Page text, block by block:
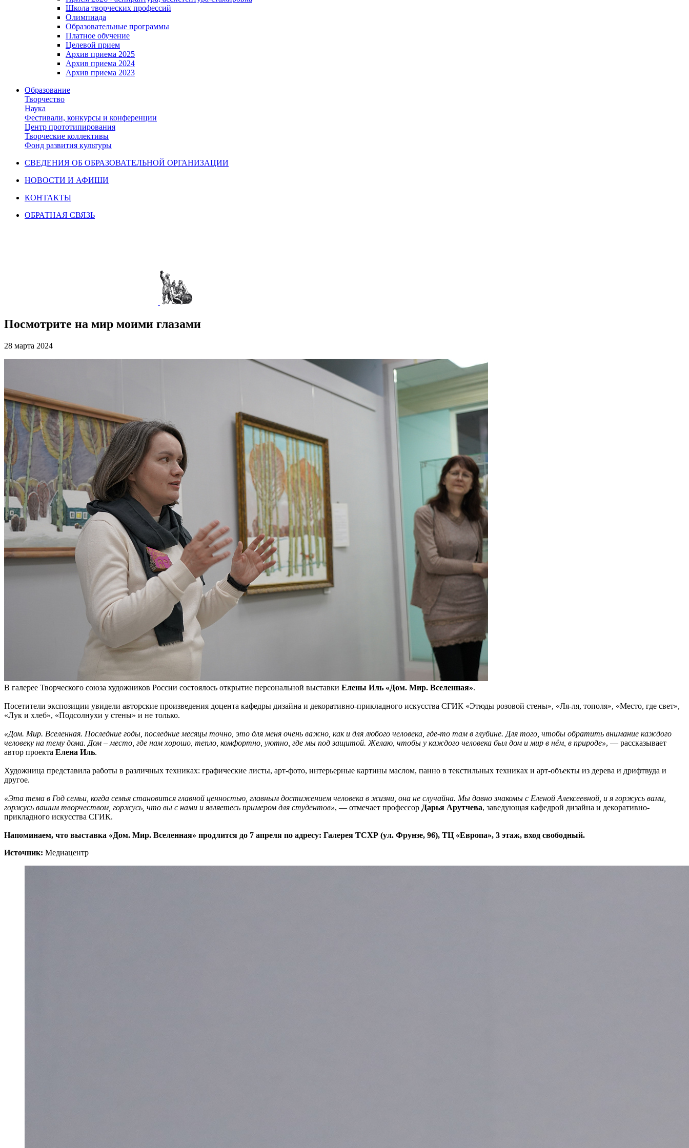
Школа творческих профессий
Олимпиада
Образовательные программы
Платное обучение
Целевой прием
Архив приема 2025
Архив приема 2024
Архив приема 2023
Образование
Творчество
Наука
Фестивали, конкурсы и конференции
Центр прототипирования
Творческие коллективы
Фонд развития культуры
СВЕДЕНИЯ ОБ ОБРАЗОВАТЕЛЬНОЙ ОРГАНИЗАЦИИ
НОВОСТИ И АФИШИ
КОНТАКТЫ
ОБРАТНАЯ СВЯЗЬ
Посмотрите на мир моими глазами
28 марта 2024
В галерее Творческого союза художников России состоялось открытие персональной выставки Елены Иль «Дом. Мир. Вселенная».
Посетители экспозиции увидели авторские произведения доцента кафедры дизайна и декоративно-прикладного искусства СГИК «Этюды розовой стены», «Ля-ля, тополя», «Место, где свет»,
«Лук и хлеб», «Подсолнухи у стены» и не только.
«Дом. Мир. Вселенная. Последние годы, последние месяцы точно, это для меня очень важно, как и для любого человека, где-то там в глубине. Для того, чтобы обратить внимание каждого
человеку на тему дома. Дом – место, где нам хорошо, тепло, комфортно, уютно, где мы под защитой. Желаю, чтобы у каждого человека был дом и мир в нём, в природе», — рассказывает
автор проекта Елена Иль.
Художница представила работы в различных техниках: графические листы, арт-фото, интерьерные картины маслом, панно в текстильных техниках и арт-объекты из дерева и дрифтвуда и
другое.
«Эта тема в Год семьи, когда семья становится главной ценностью, главным достижением человека в жизни, она не случайна. Мы давно знакомы с Еленой Алексеевной, и я горжусь вами,
горжусь вашим творчеством, горжусь, что вы с нами и являетесь примером для студентов», — отмечает профессор Дарья Арутчева, заведующая кафедрой дизайна и декоративно-
прикладного искусства СГИК.
Напоминаем, что выставка «Дом. Мир. Вселенная» продлится до 7 апреля по адресу: Галерея ТСХР (ул. Фрунзе, 96), ТЦ «Европа», 3 этаж, вход свободный.
Источник: Медиацентр